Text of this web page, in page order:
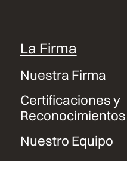
La Firma
Nuestra Firma
Certificaciones y
Reconocimientos
Nuestro Equipo
Contacto y Sedes